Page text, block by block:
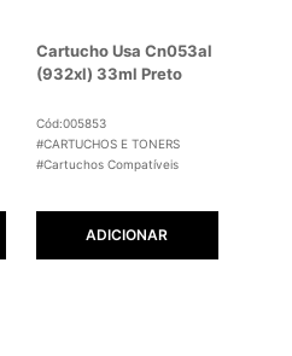
Cartucho Usa Cn053al
(932xl) 33ml Preto
Cód:005853
#CARTUCHOS E TONERS
#Cartuchos Compatíveis
ADICIONAR